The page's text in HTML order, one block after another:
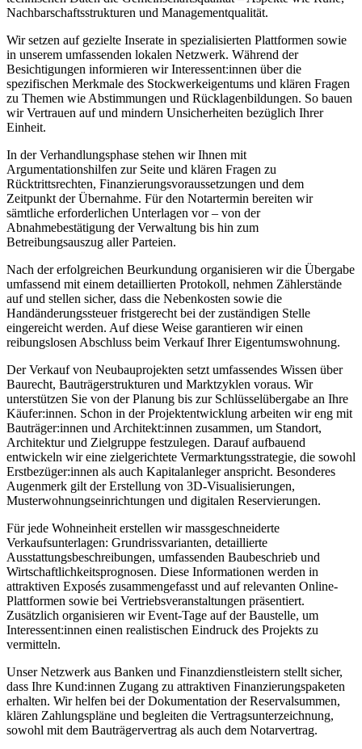
Nachbarschaftsstrukturen und Managementqualität.
Wir setzen auf gezielte Inserate in spezialisierten Plattformen sowie
in unserem umfassenden lokalen Netzwerk. Während der
Besichtigungen informieren wir Interessent:innen über die
spezifischen Merkmale des Stockwerkeigentums und klären Fragen
zu Themen wie Abstimmungen und Rücklagenbildungen. So bauen
wir Vertrauen auf und mindern Unsicherheiten bezüglich Ihrer
Einheit.
In der Verhandlungsphase stehen wir Ihnen mit
Argumentationshilfen zur Seite und klären Fragen zu
Rücktrittsrechten, Finanzierungsvoraussetzungen und dem
Zeitpunkt der Übernahme. Für den Notartermin bereiten wir
sämtliche erforderlichen Unterlagen vor – von der
Abnahmebestätigung der Verwaltung bis hin zum
Betreibungsauszug aller Parteien.
Nach der erfolgreichen Beurkundung organisieren wir die Übergabe
umfassend mit einem detaillierten Protokoll, nehmen Zählerstände
auf und stellen sicher, dass die Nebenkosten sowie die
Handänderungssteuer fristgerecht bei der zuständigen Stelle
eingereicht werden. Auf diese Weise garantieren wir einen
reibungslosen Abschluss beim Verkauf Ihrer Eigentumswohnung.
Der Verkauf von Neubauprojekten setzt umfassendes Wissen über
Baurecht, Bauträgerstrukturen und Marktzyklen voraus. Wir
unterstützen Sie von der Planung bis zur Schlüsselübergabe an Ihre
Käufer:innen. Schon in der Projektentwicklung arbeiten wir eng mit
Bauträger:innen und Architekt:innen zusammen, um Standort,
Architektur und Zielgruppe festzulegen. Darauf aufbauend
entwickeln wir eine zielgerichtete Vermarktungsstrategie, die sowohl
Erstbezüger:innen als auch Kapitalanleger anspricht. Besonderes
Augenmerk gilt der Erstellung von 3D-Visualisierungen,
Musterwohnungseinrichtungen und digitalen Reservierungen.
Für jede Wohneinheit erstellen wir massgeschneiderte
Verkaufsunterlagen: Grundrissvarianten, detaillierte
Ausstattungsbeschreibungen, umfassenden Baubeschrieb und
Wirtschaftlichkeitsprognosen. Diese Informationen werden in
attraktiven Exposés zusammengefasst und auf relevanten Online-
Plattformen sowie bei Vertriebsveranstaltungen präsentiert.
Zusätzlich organisieren wir Event-Tage auf der Baustelle, um
Interessent:innen einen realistischen Eindruck des Projekts zu
vermitteln.
Unser Netzwerk aus Banken und Finanzdienstleistern stellt sicher,
dass Ihre Kund:innen Zugang zu attraktiven Finanzierungspaketen
erhalten. Wir helfen bei der Dokumentation der Reservalsummen,
klären Zahlungspläne und begleiten die Vertragsunterzeichnung,
sowohl mit dem Bauträgervertrag als auch dem Notarvertrag.